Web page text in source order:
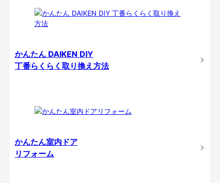
かんたん DAIKEN DIY
丁番らくらく取り換え方法
かんたん室内ドア
リフォーム